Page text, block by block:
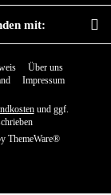
mit:
Über uns
Impressum
und ggf.
ThemeWare®